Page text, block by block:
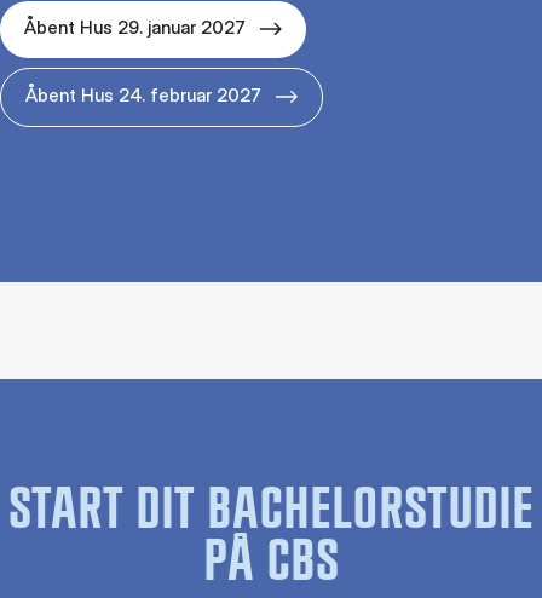
Åbent Hus 29. januar 2027
Åbent Hus 24. februar 2027
START DIT BACHELORSTUDIE
PÅ CBS